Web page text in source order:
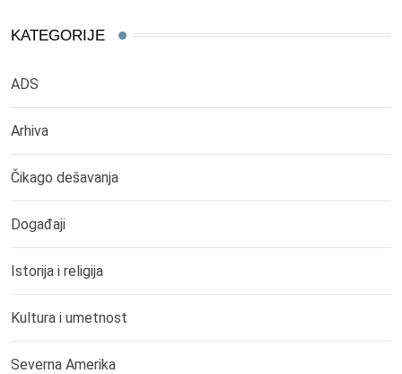
KATEGORIJE
ADS
Arhiva
Čikago dešavanja
Događaji
Istorija i religija
Kultura i umetnost
Severna Amerika